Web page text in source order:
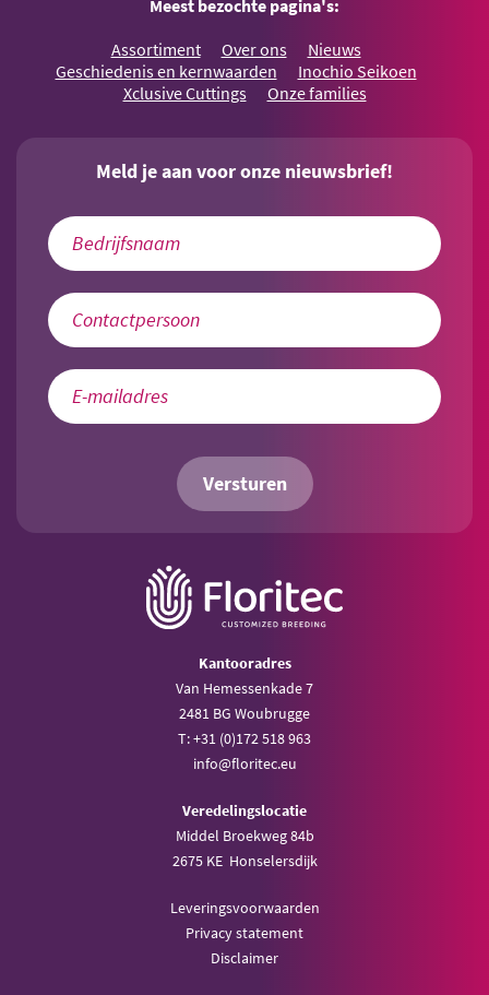
Meest bezochte pagina's:
Assortiment Over ons
Nieuws
Geschiedenis en kernwaarden
Inochio Seikoen
Xclusive Cuttings
Onze families
Meld je aan voor onze nieuwsbrief!
Versturen
Kantooradres
Van Hemessenkade 7
2481 BG Woubrugge
T: +31 (0)172 518 963
info@floritec.eu
Veredelingslocatie
Middel Broekweg 84b
2675 KE Honselersdijk
Leveringsvoorwaarden
Privacy statement
Disclaimer